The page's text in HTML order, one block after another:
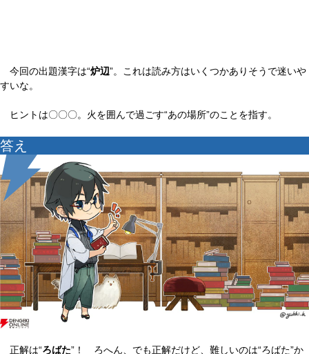
今回の出題漢字は“炉辺”。これは読み方はいくつかありそうで迷いや
すいな。
ヒントは〇〇〇。火を囲んで過ごす“あの場所”のことを指す。
答え
正解は“ろばた”！ ろへん、でも正解だけど、難しいのは“ろばた”か